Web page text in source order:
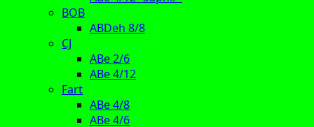
BOB
ABDeh 8/8
CJ
ABe 2/6
ABe 4/12
Fart
ABe 4/8
ABe 4/6